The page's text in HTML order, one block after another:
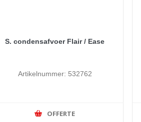
S. condensafvoer Flair / Ease
Artikelnummer: 532762
OFFERTE